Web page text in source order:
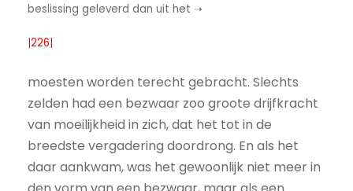
beslissing geleverd dan uit het ➝
|226|
moesten worden terecht gebracht. Slechts
zelden had een bezwaar zoo groote drijfkracht
van moeilijkheid in zich, dat het tot in de
breedste vergadering doordrong. En als het
daar aankwam, was het gewoonlijk niet meer in